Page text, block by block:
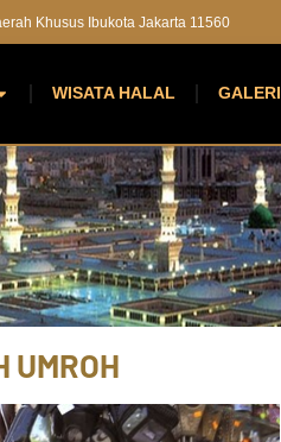
Khusus Ibukota Jakarta 11560
WISATA HALAL GALERI
UMROH